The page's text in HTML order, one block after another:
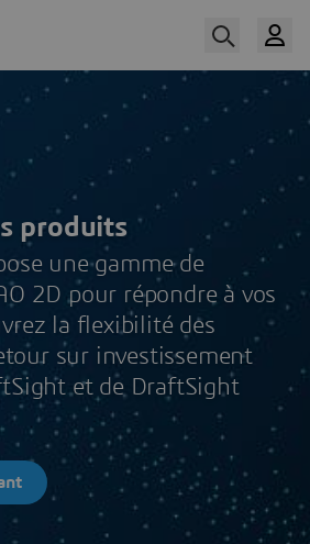
produits
une gamme de
2D pour répondre à vos
la flexibilité des
sur investissement
et de DraftSight